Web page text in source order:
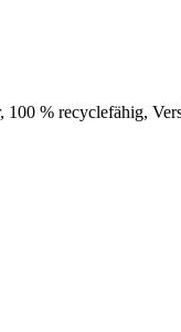
100 % recyclefähig,